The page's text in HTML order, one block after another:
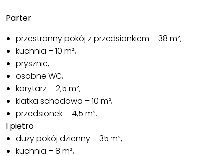
Parter
przestronny pokój z przedsionkiem – 38 m²,
kuchnia – 10 m²,
prysznic,
osobne WC,
korytarz – 2,5 m²,
klatka schodowa – 10 m²,
przedsionek – 4,5 m².
I piętro
duży pokój dzienny – 35 m²,
kuchnia – 8 m²,